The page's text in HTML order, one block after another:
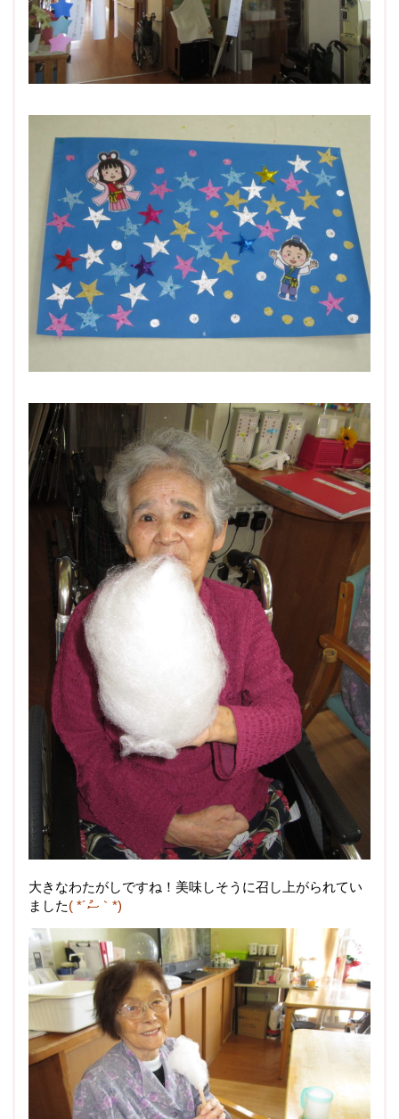
大きなわたがしですね！美味しそうに召し上がられてい
ました
( *´ސު｀*)